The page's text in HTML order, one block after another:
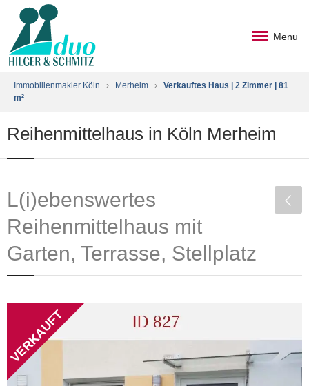
Menu
Immobilienmakler Köln › Merheim › Verkauftes Haus | 2 Zimmer | 81
m²
Reihenmittelhaus in Köln Merheim
L(i)ebenswertes
Reihenmittelhaus mit
Garten, Terrasse, Stellplatz